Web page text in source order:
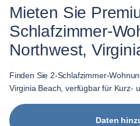
Mieten Sie
Schlafzimmer-
Northwest,
Finden Sie 2-Schlafzimmer-
Virginia Beach, verfügbar für Kurz-
Daten